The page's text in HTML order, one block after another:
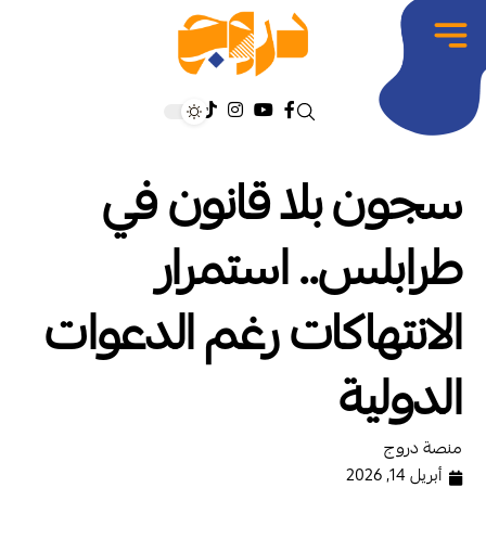
سجون بلا قانون في
طرابلس.. استمرار
الانتهاكات رغم الدعوات
الدولية
منصة دروج
أبريل 14, 2026